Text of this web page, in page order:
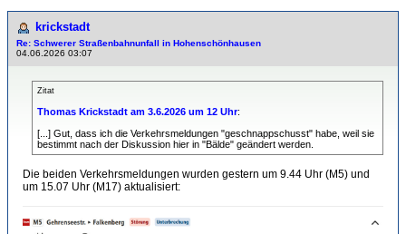
krickstadt
Re: Schwerer Straßenbahnunfall in Hohenschönhausen
04.06.2026 03:07
Zitat
Thomas Krickstadt am 3.6.2026 um 12 Uhr:
[...] Gut, dass ich die Verkehrsmeldungen "geschnappschusst" habe, weil sie
bestimmt nach der Diskussion hier in "Bälde" geändert werden.
Die beiden Verkehrsmeldungen wurden gestern um 9.44 Uhr (M5) und
um 15.07 Uhr (M17) aktualisiert: